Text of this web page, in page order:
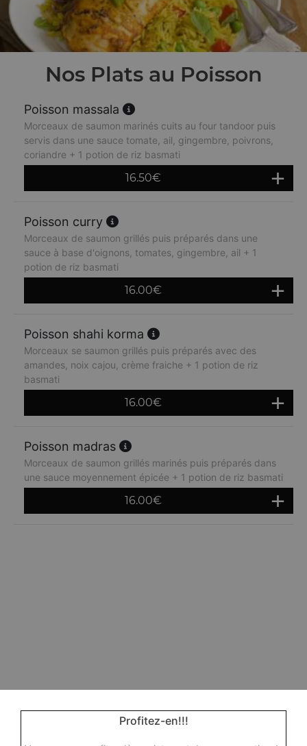
Nos Plats au Poisson
Poisson massala
Morceaux de saumon marinés cuits au four tandoor puis
servis dans une sauce tomate, ail, gingembre, poivrons,
coriandre + 1 potion de riz basmati
16.50€
Poisson curry
Morceaux de saumon grillés puis préparés dans une
sauce à base d'oignons, tomates, gingembre, ail + 1
potion de riz basmati
16.00€
Poisson shahi korma
Morceaux se saumon grillés puis préparés avec des
amandes, noix cajou, crème fraiche + 1 potion de riz
basmati
16.00€
Poisson madras
Morceaux de saumon grillés marinés puis préparés dans
une sauce moyennement épicée + 1 potion de riz basmati
16.00€
Profitez-en!!!